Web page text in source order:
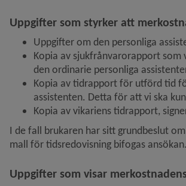
Uppgifter som styrker att
Uppgifter om den personliga
Kopia av sjukfrånvarorapport som
den ordinarie personliga
Kopia av tidrapport för utförd tid
assistenten. Detta för att vi ska
Kopia av vikariens tidrapport,
I de fall brukaren har sitt grundbeslut
mall för tidsredovisning bifogas ansökan.
Uppgifter som visar